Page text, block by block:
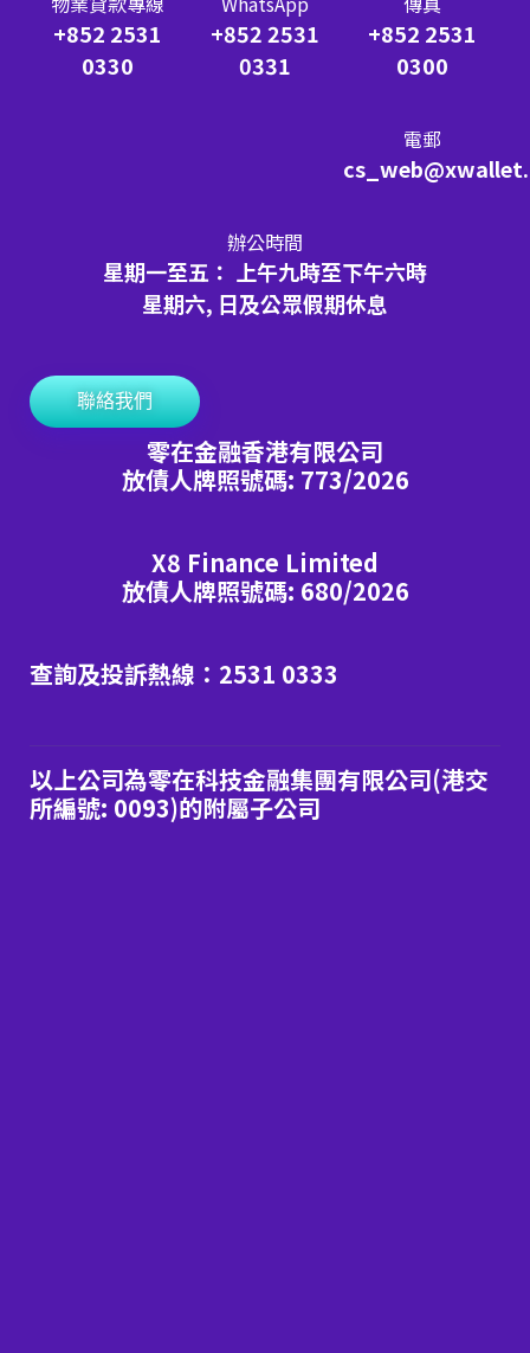
+852 2531
0330
+852 2531
0331
+852 2531
0300
電郵
辦公時間
星期一至五： 上午九時至下午六時
星期六, 日及公眾假期休息
聯絡我們
零在金融香港有限公司
放債人牌照號碼: 773/2026
X8 Finance Limited
放債人牌照號碼: 680/2026
查詢及投訴熱線：2531 0333
以上公司為零在科技金融集團有限公司(港交
所編號: 0093)的附屬子公司